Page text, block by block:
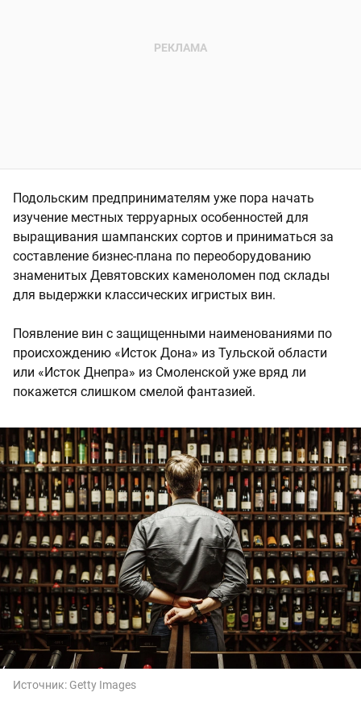
Подольским предпринимателям уже пора начать
изучение местных терруарных особенностей для
выращивания шампанских сортов и приниматься за
составление бизнес-плана по переоборудованию
знаменитых Девятовских каменоломен под склады
для выдержки классических игристых вин.
Появление вин с защищенными наименованиями по
происхождению «Исток Дона» из Тульской области
или «Исток Днепра» из Смоленской уже вряд ли
покажется слишком смелой фантазией.
Источник: Getty Images